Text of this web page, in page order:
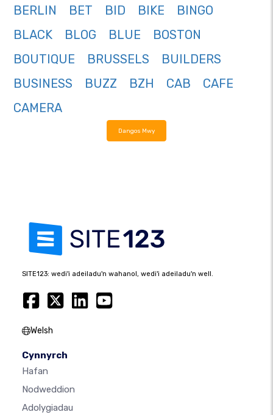
BERLIN
BET BID BIKE
BINGO
BLACK
BLOG BLUE
BOSTON
BOUTIQUE
BRUSSELS
BUILDERS
BUSINESS
BUZZ BZH CAB
CAFE
CAMERA
Dangos Mwy
SITE123: wedi'i adeiladu'n wahanol, wedi'i adeiladu'n well.
Welsh
Cynnyrch
Hafan
Nodweddion
Adolygiadau